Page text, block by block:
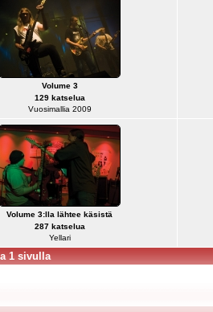
Volume 3
129 katselua
Vuosimallia 2009
Volume 3:lla lähtee käsistä
287 katselua
Yellari
1 sivulla